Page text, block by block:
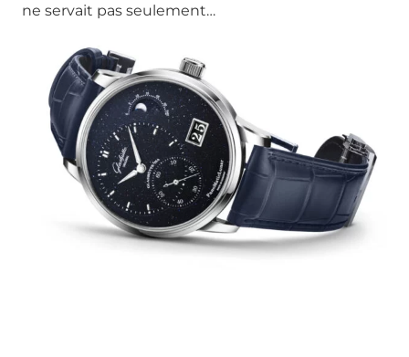
ne servait pas seulement…